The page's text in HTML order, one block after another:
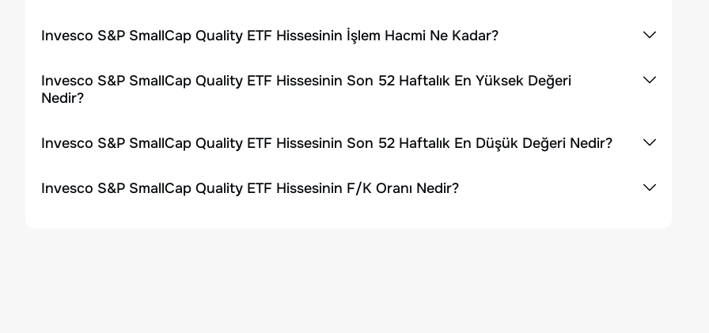
Invesco S&P SmallCap Quality ETF Hissesinin İşlem Hacmi Ne Kadar?
Invesco S&P SmallCap Quality ETF Hissesinin Son 52 Haftalık En Yüksek Değeri
Nedir?
Invesco S&P SmallCap Quality ETF Hissesinin Son 52 Haftalık En Düşük Değeri Nedir?
Invesco S&P SmallCap Quality ETF Hissesinin F/K Oranı Nedir?